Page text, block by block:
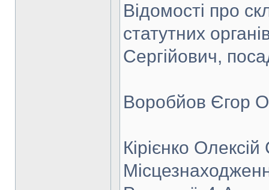
Відомості про
статутних
Сергійович,
Воробйов Єгор
Кірієнко